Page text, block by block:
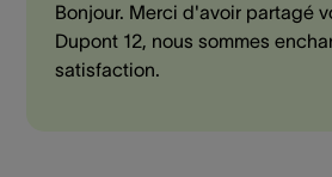
Bonjour. Merci d'avoir partagé
Dupont 12, nous sommes
satisfaction.